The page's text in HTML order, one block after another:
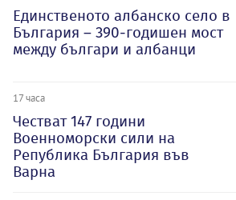
Единственото албанско село в
България – 390-годишен мост
между българи и албанци
17 часа
Честват 147 години
Военноморски сили на
Република България във
Варна